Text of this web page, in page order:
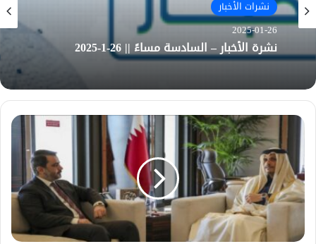
نشرات الأخبار
2025-01-26
نشرة الأخبار – السادسة مساءً || 26-1-2025
نشرات الأخبار
2025-01-26
نشرة الأخبار – الرابعة عصراً || 26-1-2025